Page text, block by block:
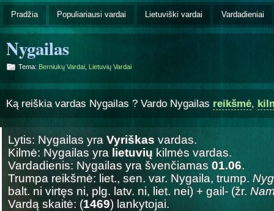
Pradžia Populiariausi vardai Lietuviški vardai Vardadieniai
Nygailas
Tema: Berniukų Vardai Lietuvių Vardai
Ką reiškia vardas Nygailas ? Vardo Nygailas reikšmė,
Lytis: Nygailas yra Vyriškas vardas.
Kilmė: Nygailas yra lietuvių kilmės vardas.
Vardadienis: Nygailas yra švenčiamas 01.06.
Trumpa reikšmė: liet., sen. var. Nygaila, trump.
balt. ni virtęs ni, plg. latv. ni, liet. nei) + gail- (žr.
Vardą skaitė: (1469) lankytojai.